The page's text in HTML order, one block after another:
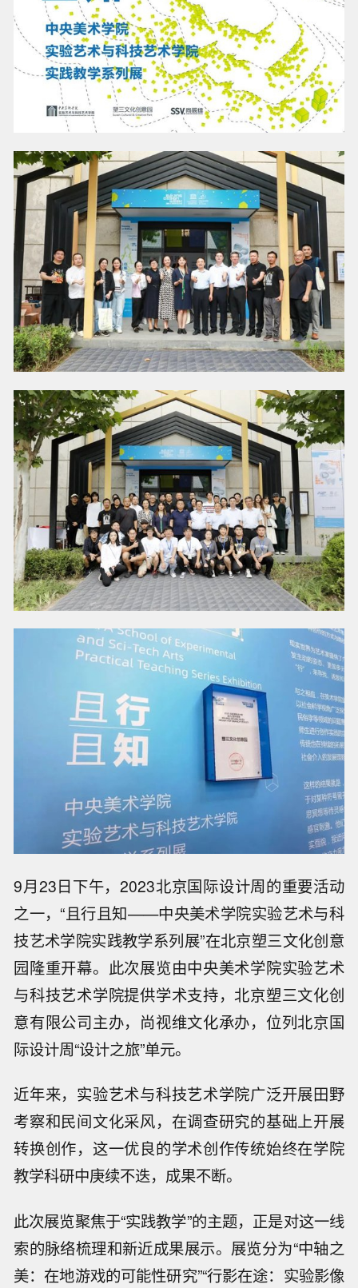
9月23日下午，2023北京国际设计周的重要活动
之一，“且行且知——中央美术学院实验艺术与科
技艺术学院实践教学系列展”在北京塑三文化创意
园隆重开幕。此次展览由中央美术学院实验艺术
与科技艺术学院提供学术支持，北京塑三文化创
意有限公司主办，尚视维文化承办，位列北京国
际设计周“设计之旅”单元。
近年来，实验艺术与科技艺术学院广泛开展田野
考察和民间文化采风，在调查研究的基础上开展
转换创作，这一优良的学术创作传统始终在学院
教学科研中庚续不迭，成果不断。
此次展览聚焦于“实践教学”的主题，正是对这一线
索的脉络梳理和新近成果展示。展览分为“中轴之
美：在地游戏的可能性研究”“行影在途：实验影像